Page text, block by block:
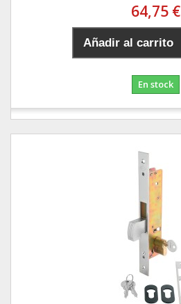
64,75 €
Añadir al carrito
En stock